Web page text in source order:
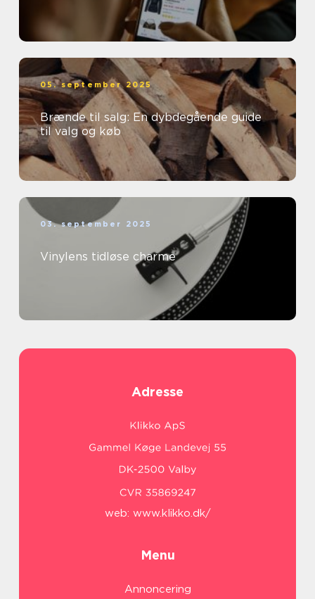
05. september 2025
Brænde til salg: En dybdegående guide
til valg og køb
03. september 2025
Vinylens tidløse charme
Adresse
web: www.klikko.dk/
Menu
Annoncering